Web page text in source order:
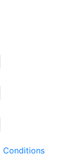
Conditions